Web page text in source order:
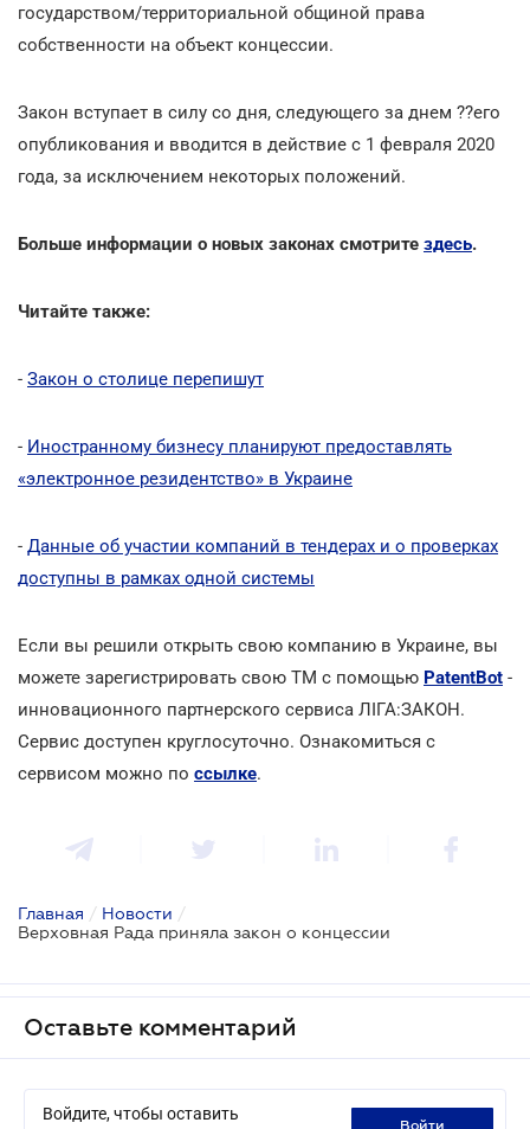
государством/территориальной общиной права
собственности на объект концессии.
Закон вступает в силу со дня, следующего за днем ??его
опубликования и вводится в действие с 1 февраля 2020
года, за исключением некоторых положений.
Больше информации о новых законах смотрите здесь.
Читайте также:
- Закон о столице перепишут
- Иностранному бизнесу планируют предоставлять
«электронное резидентство» в Украине
- Данные об участии компаний в тендерах и о проверках
доступны в рамках одной системы
Если вы решили открыть свою компанию в Украине, вы
можете зарегистрировать свою ТМ с помощью PatentBot -
инновационного партнерского сервиса ЛІГА:ЗАКОН.
Сервис доступен круглосуточно. Ознакомиться с
сервисом можно по ссылке.
Главная / Новости /
Верховная Рада приняла закон о концессии
Оставьте комментарий
Войдите, чтобы оставить
войти